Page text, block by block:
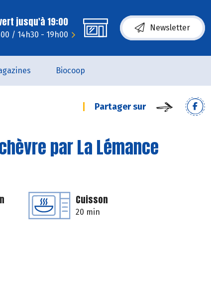
jusqu'à 19:00
/ 14h30 - 19h00
Newsletter
Biocoop
Partager sur
par La Lémance
Cuisson
20 min